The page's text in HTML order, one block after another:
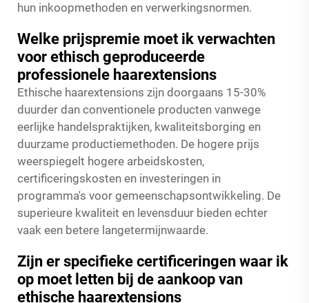
hun inkoopmethoden en verwerkingsnormen.
Welke prijspremie moet ik verwachten
voor ethisch geproduceerde
professionele haarextensions
Ethische haarextensions zijn doorgaans 15-30%
duurder dan conventionele producten vanwege
eerlijke handelspraktijken, kwaliteitsborging en
duurzame productiemethoden. De hogere prijs
weerspiegelt hogere arbeidskosten,
certificeringskosten en investeringen in
programma's voor gemeenschapsontwikkeling. De
superieure kwaliteit en levensduur bieden echter
vaak een betere langetermijnwaarde.
Zijn er specifieke certificeringen waar ik
op moet letten bij de aankoop van
ethische haarextensions